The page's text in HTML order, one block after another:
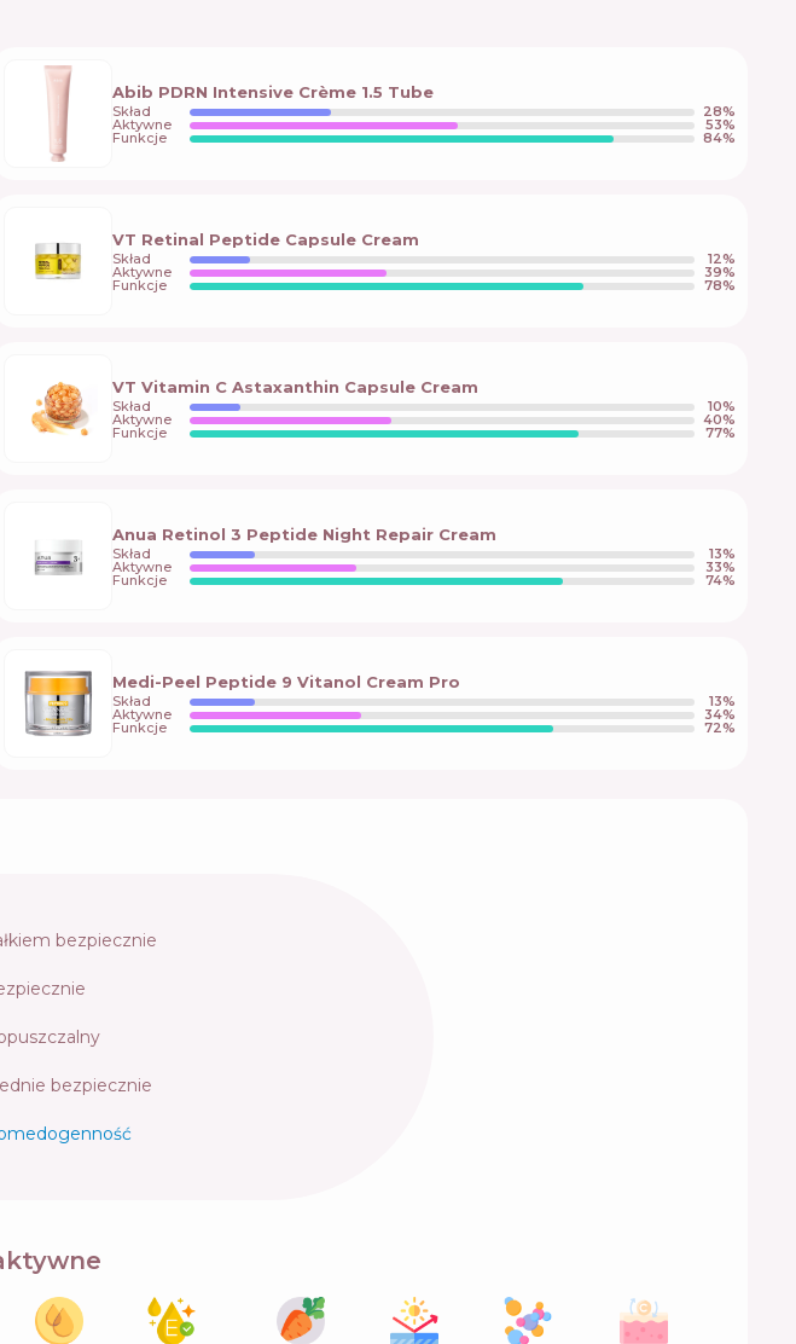
Abib PDRN Intensive Crème 1.5 Tube
Skład 28%
Aktywne 53%
Funkcje 84%
VT Retinal Peptide Capsule Cream
Skład 12%
Aktywne 39%
Funkcje 78%
VT Vitamin C Astaxanthin Capsule Cream
Skład 10%
Aktywne 40%
Funkcje 77%
Anua Retinol 3 Peptide Night Repair Cream
Skład 13%
Aktywne 33%
Funkcje 74%
Medi-Peel Peptide 9 Vitanol Cream Pro
Skład 13%
Aktywne 34%
Funkcje 72%
bezpiecznie
bezpiecznie